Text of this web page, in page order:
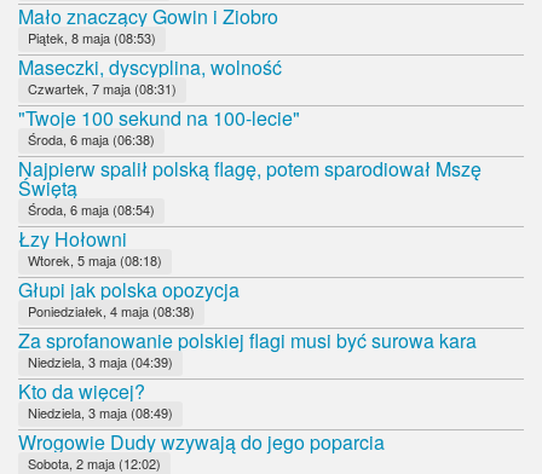
Mało znaczący Gowin i Ziobro
Piątek, 8 maja (08:53)
Maseczki, dyscyplina, wolność
Czwartek, 7 maja (08:31)
"Twoje 100 sekund na 100-lecie"
Środa, 6 maja (06:38)
Najpierw spalił polską flagę, potem sparodiował Mszę
Świętą
Środa, 6 maja (08:54)
Łzy Hołowni
Wtorek, 5 maja (08:18)
Głupi jak polska opozycja
Poniedziałek, 4 maja (08:38)
Za sprofanowanie polskiej flagi musi być surowa kara
Niedziela, 3 maja (04:39)
Kto da więcej?
Niedziela, 3 maja (08:49)
Wrogowie Dudy wzywają do jego poparcia
Sobota, 2 maja (12:02)